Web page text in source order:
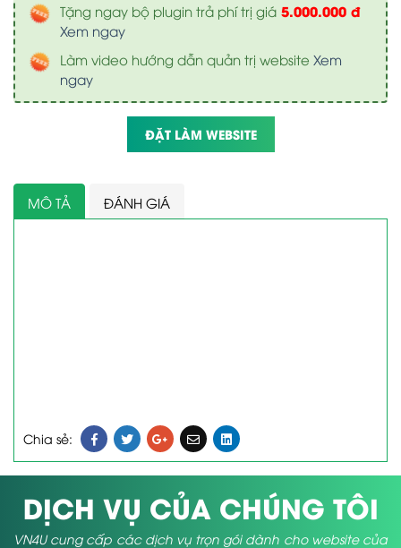
Tặng ngay bộ plugin trả phí trị giá 5.000.000 đ
Xem ngay
Làm video hướng dẫn quản trị website Xem
ngay
ĐẶT LÀM WEBSITE
MÔ TẢ ĐÁNH GIÁ
Chia sẻ:
DỊCH VỤ CỦA CHÚNG TÔI
VN4U cung cấp các dịch vụ trọn gói dành cho website của